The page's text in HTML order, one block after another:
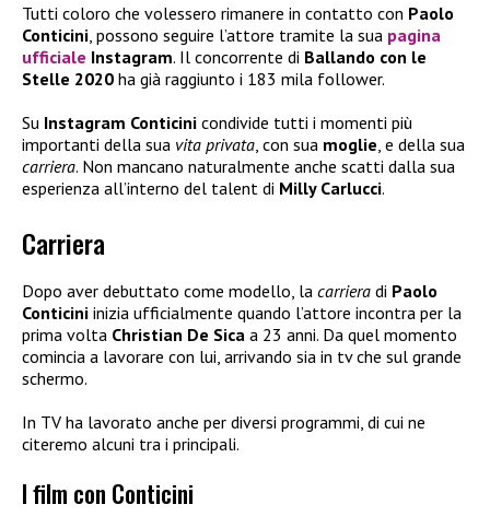
Tutti coloro che volessero rimanere in contatto con Paolo
Conticini , possono seguire l’attore tramite la sua pagina
ufficiale Instagram. Il concorrente di Ballando con le
Stelle 2020 ha già raggiunto i 183 mila follower.
Su Instagram Conticini condivide tutti i momenti più
importanti della sua vita privata , con sua moglie , e della sua
carriera. Non mancano naturalmente anche scatti dalla sua
esperienza all’interno del talent di Milly Carlucci.
Carriera
Dopo aver debuttato come modello, la carriera di Paolo
Conticini inizia ufficialmente quando l’attore incontra per la
prima volta Christian De Sica a 23 anni. Da quel momento
comincia a lavorare con lui, arrivando sia in tv che sul grande
schermo.
In TV ha lavorato anche per diversi programmi, di cui ne
citeremo alcuni tra i principali.
I film con Conticini